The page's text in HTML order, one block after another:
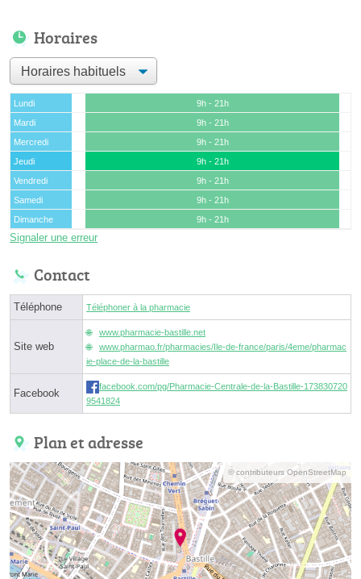
Horaires
Lundi
9h - 21h
Mardi
9h - 21h
Mercredi
9h - 21h
Jeudi
9h - 21h
Vendredi
9h - 21h
Samedi
9h - 21h
Dimanche
9h - 21h
Signaler une erreur
Contact
Téléphone Téléphoner à la pharmacie
Site web
www.pharmacie-bastille.net
www.pharmao.fr/pharmacies/Ile-de-france/paris/4eme/pharmac
ie-place-de-la-bastille
Facebook
facebook.com/pg/Pharmacie-Centrale-de-la-Bastille-173830720
9541824
Plan et adresse
© contributeurs OpenStreetMap